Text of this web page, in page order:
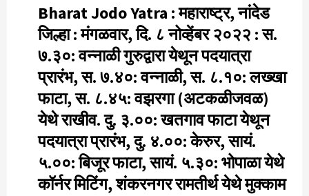
Bharat Jodo Yatra : महाराष्ट्र, नांदेड
जिल्हा : मंगळवार, दि. ८ नोव्हेंबर २०२२ : स.
७.३०: वन्नाळी गुरुद्वारा येथून पदयात्रा
प्रारंभ, स. ७.४०: वन्नाळी, स. ८.१०: लख्खा
फाटा, स. ८.४५: वझरगा (अटकळीजवळ)
येथे राखीव. दु. ३.००: खतगाव फाटा येथून
पदयात्रा प्रारंभ, दु. ४.००: केरुर, सायं.
५.००: बिजूर फाटा, सायं. ५.३०: भोपाळा येथे
कॉर्नर मिटिंग, शंकरनगर रामतीर्थ येथे मुक्काम